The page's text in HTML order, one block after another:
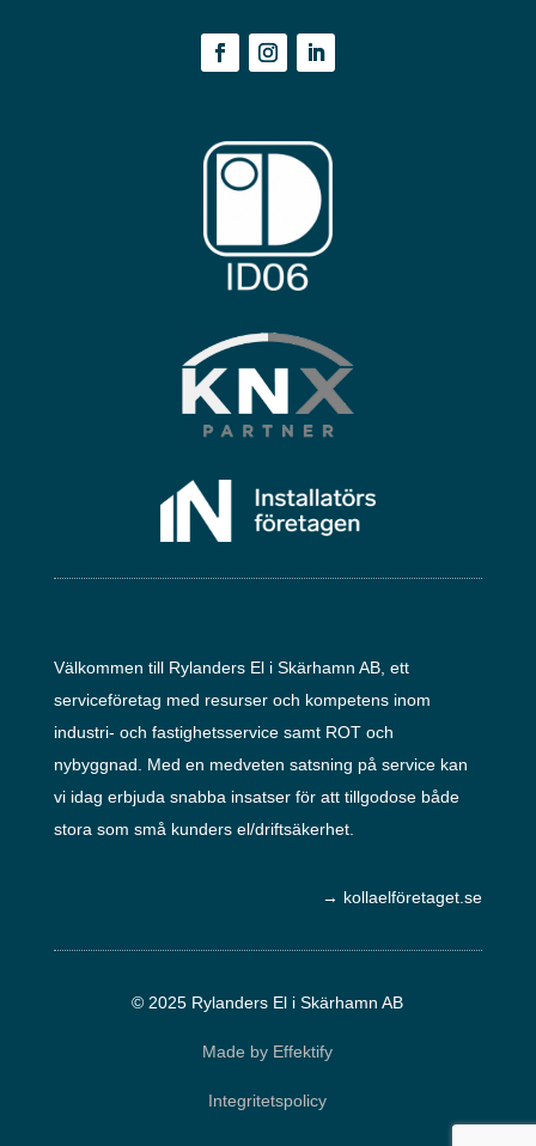
Välkommen till Rylanders El i Skärhamn AB, ett
serviceföretag med resurser och kompetens inom
industri- och fastighetsservice samt ROT och
nybyggnad. Med en medveten satsning på service kan
vi idag erbjuda snabba insatser för att tillgodose både
stora som små kunders el/driftsäkerhet.
→ kollaelföretaget.se
© 2025 Rylanders El i Skärhamn AB
Made by Effektify
Integritetspolicy